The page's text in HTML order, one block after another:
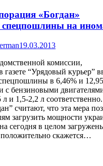
«Богдан»
спецпошлины на
19.03.2013
комиссии,
“Урядовый курьер”
в 6,46% и
с бензиновыми
л и 1,5-2,2 л
считают, что эта мера
загрузить мощности
сегодня в целом
скажется…